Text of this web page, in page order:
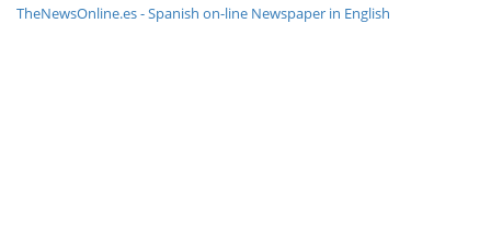
TheNewsOnline.es - Spanish on-line Newspaper in English